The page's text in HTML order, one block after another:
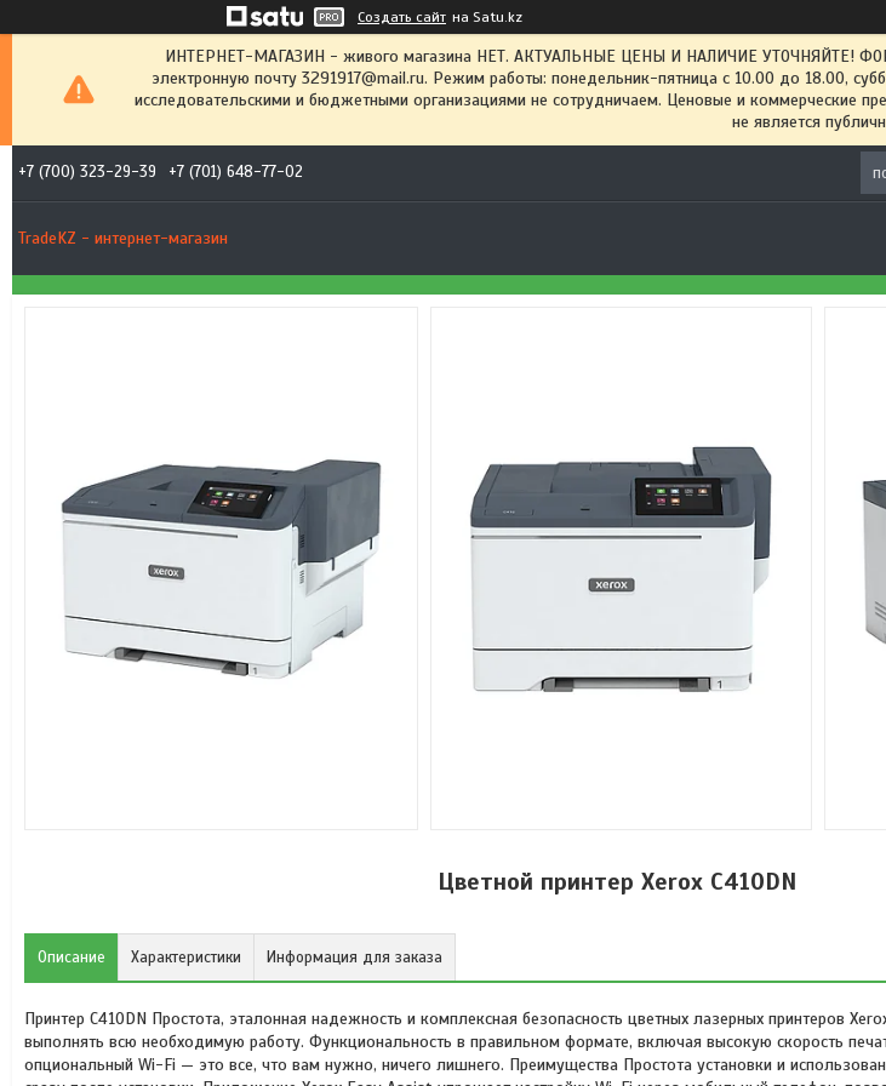
Создать сайт на Satu.kz
ИНТЕРНЕТ-МАГАЗИН - живого магазина НЕТ. АКТУАЛЬНЫЕ ЦЕНЫ И НАЛИЧИЕ УТОЧНЯЙТЕ!
электронную почту 3291917@mail.ru. Режим работы: понедельник-пятница с 10.00 до 18.00,
исследовательскими и бюджетными организациями не сотрудничаем. Ценовые и коммерческие
не является
+7 (700) 323-29-39 +7 (701) 648-77-02
TradeKZ - интернет-магазин
Цветной принтер Xerox C410DN
Описание Характеристики Информация для заказа
Принтер C410DN Простота, эталонная надежность и комплексная безопасность цветных лазерных принтеров
выполнять всю необходимую работу. Функциональность в правильном формате, включая высокую скорость
опциональный Wi-Fi — это все, что вам нужно, ничего лишнего. Преимущества Простота установки и